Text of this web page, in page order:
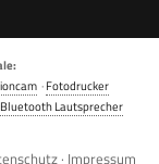
·Fotodrucker
Bluetooth Lautsprecher
· Impressum